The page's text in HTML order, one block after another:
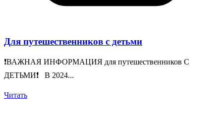
Для путешественников с детьми
❗️ВАЖНАЯ ИНФОРМАЦИЯ для путешественников С
ДЕТЬМИ❗️ В 2024...
Читать